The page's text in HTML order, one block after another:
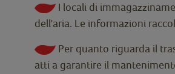
I locali di
dell'aria. Le informazioni
Per quanto riguarda il
atti a garantire il